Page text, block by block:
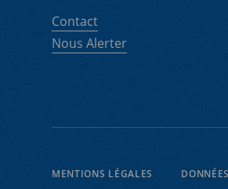
Contact
Nous Alerter
MENTIONS LÉGALES